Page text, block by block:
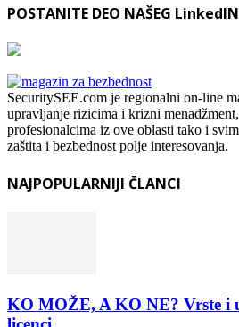
POSTANITE DEO NAŠEG
SecuritySEE.com je regionalni on-line
upravljanje rizicima i krizni
profesionalcima iz ove oblasti tako i
zaštita i bezbednost polje interesovanja.
NAJPOPULARNIJI ČLANCI
KO MOŽE, A KO NE? Vrste i